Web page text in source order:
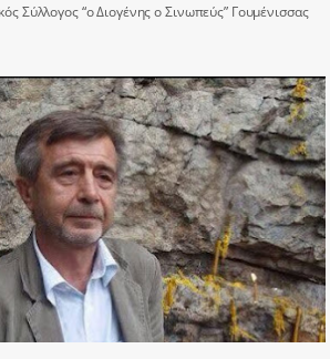
Σύλλογος “ο Διογένης ο Σινωπεύς” Γουμένισσας